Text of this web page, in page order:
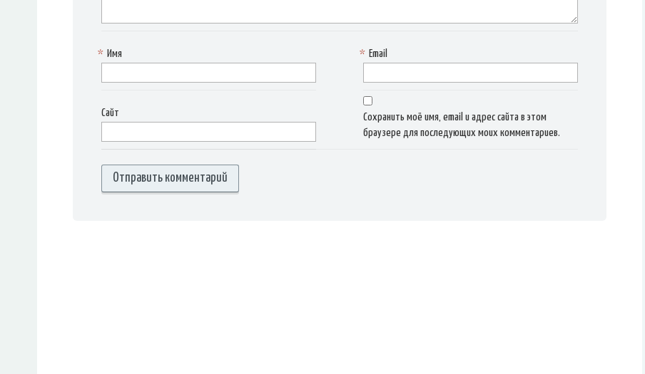
Имя
* Email
*
Сайт
Сохранить моё имя, email и адрес сайта в этом
браузере для последующих моих комментариев.